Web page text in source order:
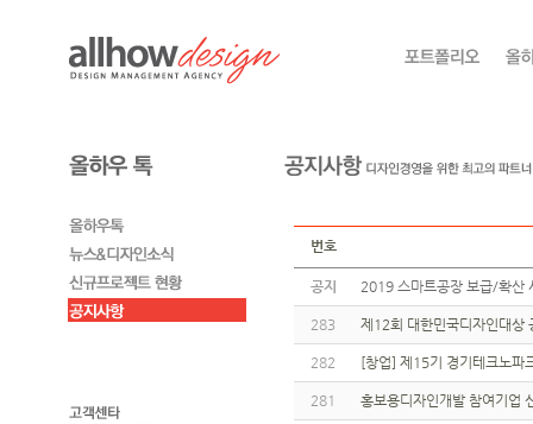
번호
공지 2019 스마트공장 보급/확
283 제12회 대한민국디자인대상
282 [창업] 제15기 경기테크노파
281 홍보용디자인개발 참여기업